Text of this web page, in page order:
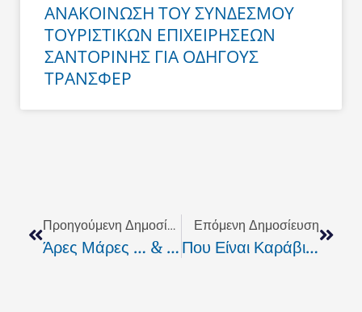
ΑΝΑΚΟΙΝΩΣΗ ΤΟΥ ΣΥΝΔΕΣΜΟΥ
ΤΟΥΡΙΣΤΙΚΩΝ ΕΠΙΧΕΙΡΗΣΕΩΝ
ΣΑΝΤΟΡΙΝΗΣ ΓΙΑ ΟΔΗΓΟΥΣ
ΤΡΑΝΣΦΕΡ
Προηγούμενη Δημοσίευση
Άρες Μάρες … & Σφαλιάρες!!
Επόμενη Δημοσίευση
Που Είναι Καράβι; … Ωαίοοο